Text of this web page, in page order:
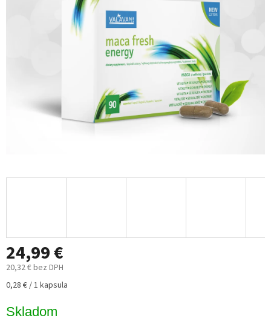
hviezdičiek.
24,99 €
20,32 € bez DPH
Jednotková
0,28 € / 1 kapsula
Skladom